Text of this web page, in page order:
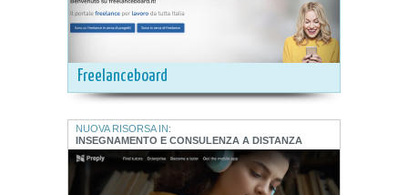
Freelanceboard
NUOVA RISORSA IN:
INSEGNAMENTO E CONSULENZA A DISTANZA